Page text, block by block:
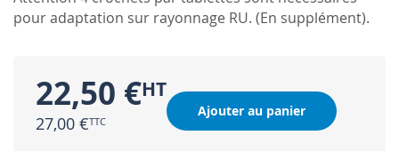
pour adaptation sur rayonnage RU. (En supplément).
22,50 €
27,00 €
Ajouter au panier